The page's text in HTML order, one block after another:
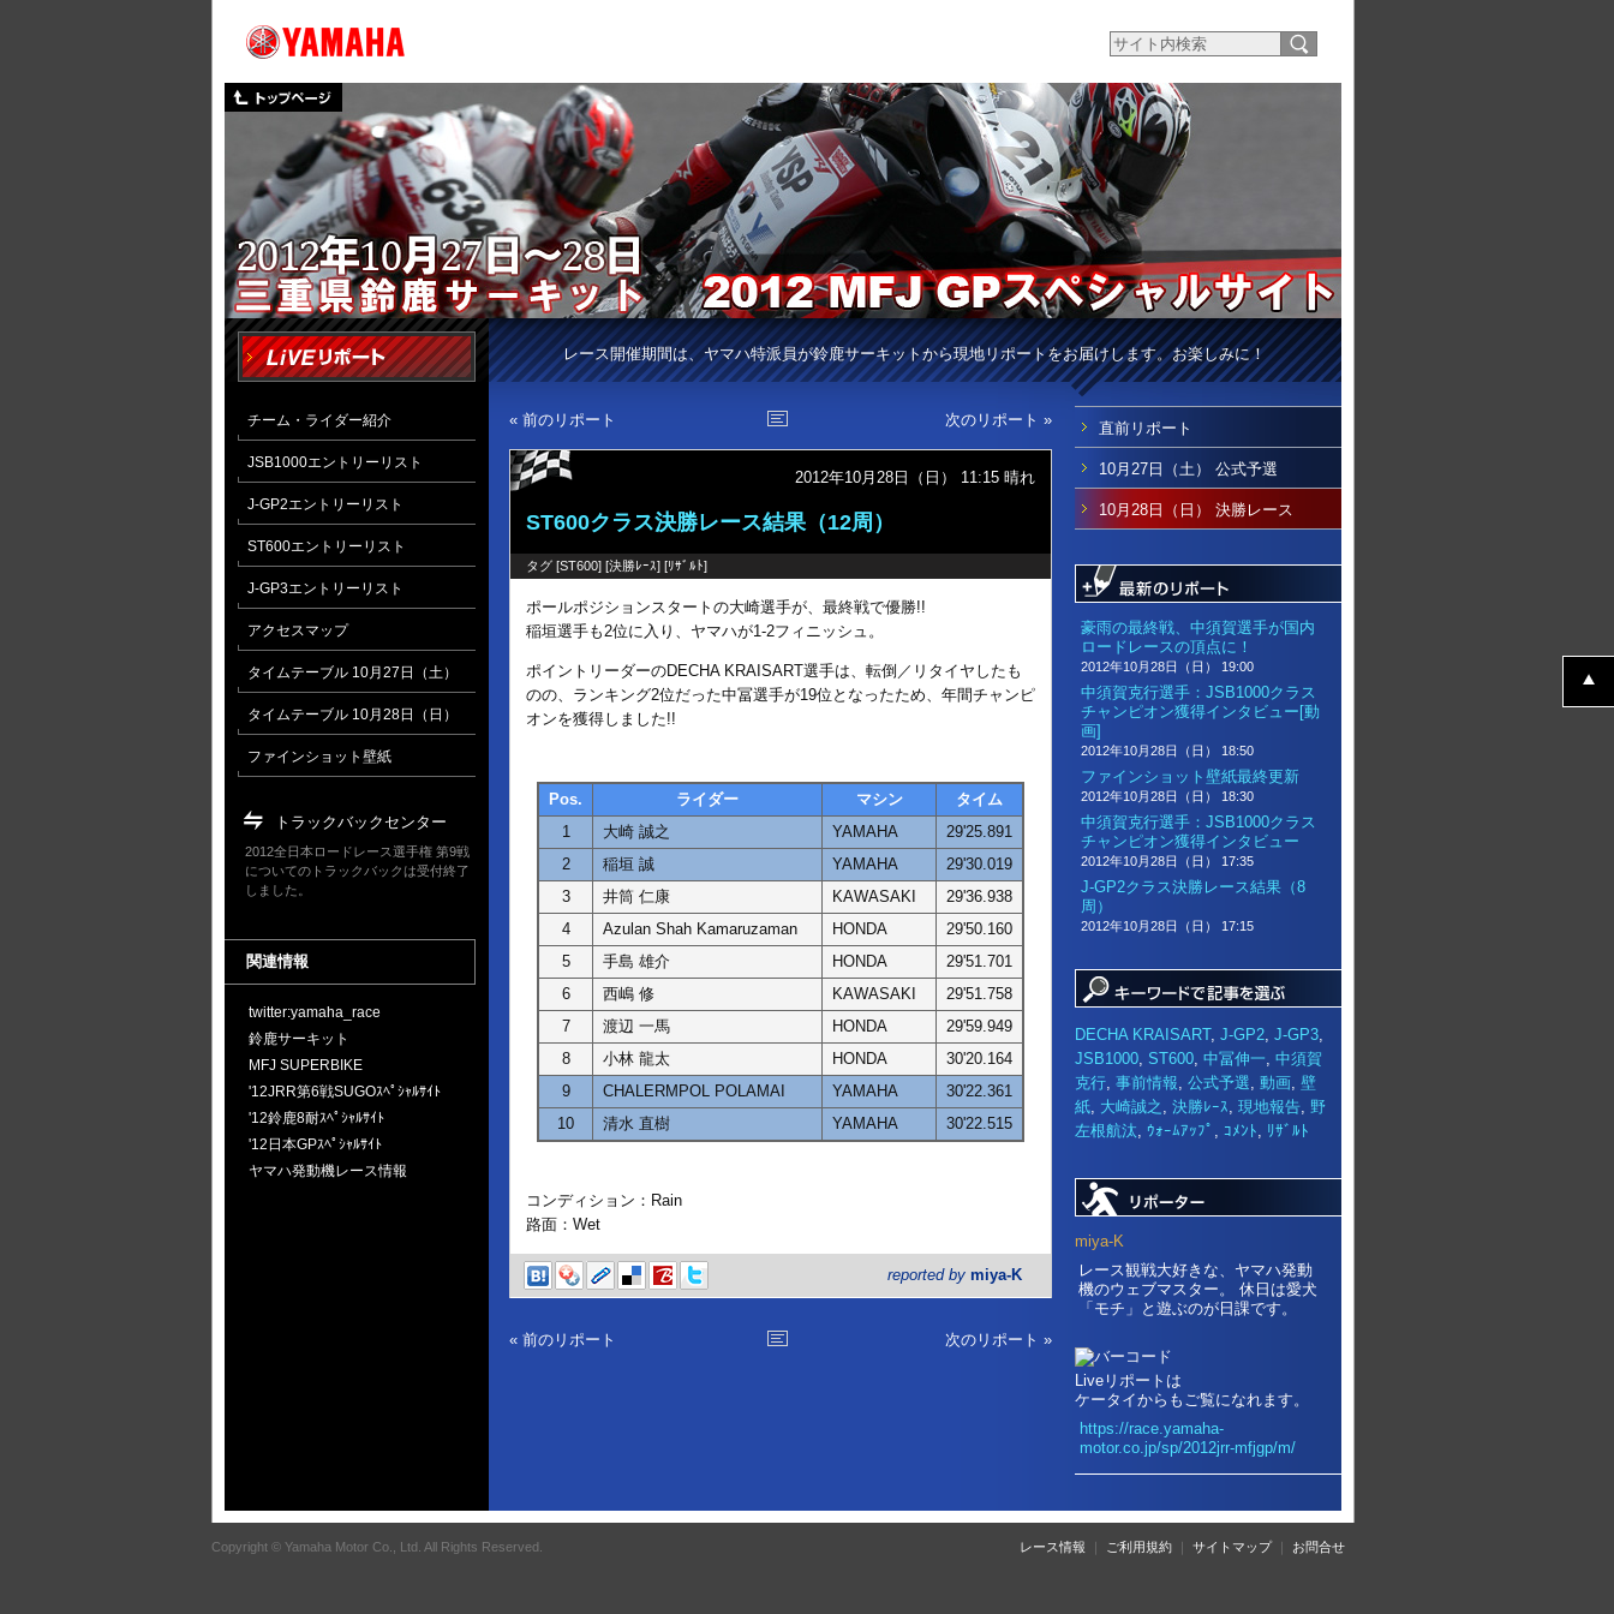
レース開催期間は、ヤマハ特派員が鈴鹿サーキットから現地リポートをお届けします。お楽しみに！
« 前のリポート 次のリポート »
2012年10月28日（日） 11:15 晴れ
ST600クラス決勝レース結果（12周）
タグ [ST600] [決勝ﾚｰｽ] [ﾘｻﾞﾙﾄ]
ポールポジションスタートの大崎選手が、最終戦で優勝!!
稲垣選手も2位に入り、ヤマハが1-2フィニッシュ。
ポイントリーダーのDECHA KRAISART選手は、転倒／リタイヤしたも
のの、ランキング2位だった中冨選手が19位となったため、年間チャンピ
オンを獲得しました!!
Pos. ライダー マシン
タイム
1
大崎 誠之 YAMAHA
29'25.891
2
稲垣 誠 YAMAHA
29'30.019
3
井筒 仁康 KAWASAKI
29'36.938
4
Azulan Shah Kamaruzaman HONDA
29'50.160
5
手島 雄介 HONDA
29'51.701
6
西嶋 修 KAWASAKI
29'51.758
7
渡辺 一馬 HONDA
29'59.949
8
小林 龍太 HONDA
30'20.164
9
CHALERMPOL POLAMAI YAMAHA
30'22.361
10
清水 直樹 YAMAHA 30'22.515
コンディション：Rain
路面：Wet
reported by miya-K
« 前のリポート 次のリポート »
直前リポート
10月27日（土） 公式予選
10月28日（日） 決勝レース
豪雨の最終戦、中須賀選手が国内
ロードレースの頂点に！
2012年10月28日（日） 19:00
中須賀克行選手：JSB1000クラス
チャンピオン獲得インタビュー[動
画]
2012年10月28日（日） 18:50
ファインショット壁紙最終更新
2012年10月28日（日） 18:30
中須賀克行選手：JSB1000クラス
チャンピオン獲得インタビュー
2012年10月28日（日） 17:35
J-GP2クラス決勝レース結果（8
周）
2012年10月28日（日） 17:15
DECHA KRAISART, J-GP2, J-GP3,
JSB1000, ST600, 中冨伸一, 中須賀
克行, 事前情報, 公式予選, 動画, 壁
紙, 大崎誠之 , 決勝ﾚｰｽ, 現地報告, 野
左根航汰, ｳｫｰﾑｱｯﾌﾟ , ｺﾒﾝﾄ, ﾘｻﾞﾙﾄ
miya-K
レース観戦大好きな、ヤマハ発動
機のウェブマスター。 休日は愛犬
「モチ」と遊ぶのが日課です。
Liveリポートは
ケータイからもご覧になれます。
https://race.yamaha-
motor.co.jp/sp/2012jrr-mfjgp/m/
チーム・ライダー紹介
JSB1000エントリーリスト
J-GP2エントリーリスト
ST600エントリーリスト
J-GP3エントリーリスト
アクセスマップ
タイムテーブル 10月27日（土）
タイムテーブル 10月28日（日）
ファインショット壁紙
トラックバックセンター
2012全日本ロードレース選手権 第9戦
についてのトラックバックは受付終了
しました。
関連情報
twitter:yamaha_race
鈴鹿サーキット
MFJ SUPERBIKE
'12JRR第6戦SUGOｽﾍﾟｼｬﾙｻｲﾄ
'12鈴鹿8耐ｽﾍﾟｼｬﾙｻｲﾄ
'12日本GPｽﾍﾟｼｬﾙｻｲﾄ
ヤマハ発動機レース情報
レース情報 ｜ ご利用規約 ｜ サイトマップ｜ お問合せ
Copyright © Yamaha Motor Co., Ltd. All Rights Reserved.